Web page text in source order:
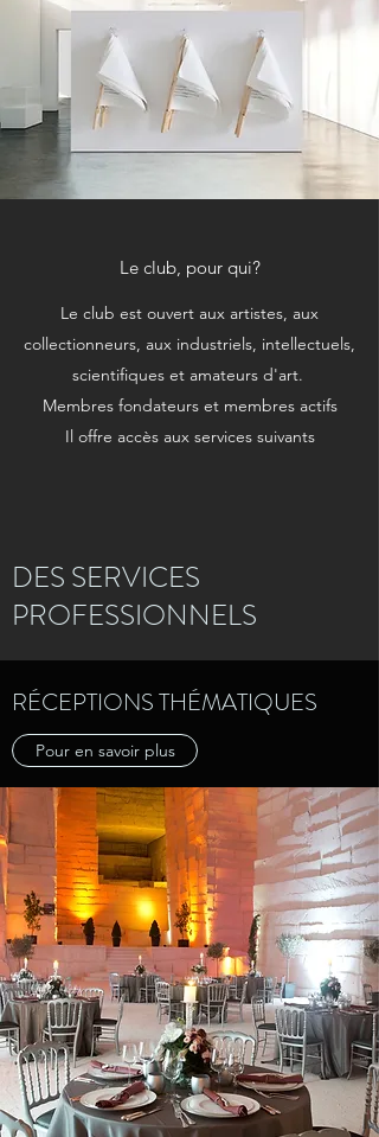
Le club, pour qui?
Le club est ouvert aux artistes, aux
collectionneurs, aux industriels, intellectuels,
scientifiques et amateurs d'art.
Membres fondateurs et membres actifs
Il offre accès aux services suivants
DES SERVICES
PROFESSIONNELS
RÉCEPTIONS THÉMATIQUES
Pour en savoir plus